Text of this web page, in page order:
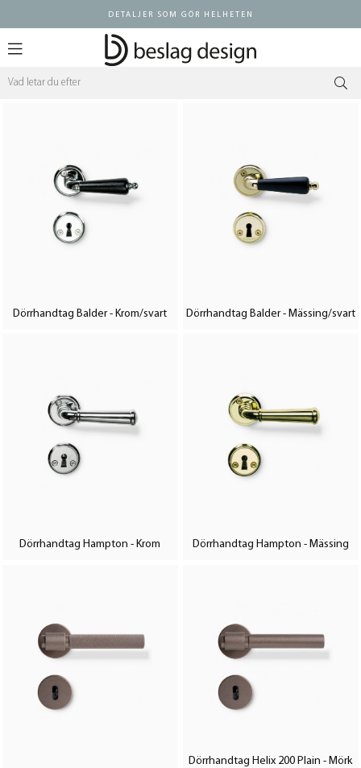
DETALJER SOM GÖR HELHETEN
Dörrhandtag Balder - Krom/svart Dörrhandtag Balder - Mässing/svart
Dörrhandtag Hampton - Krom Dörrhandtag Hampton - Mässing
Dörrhandtag Helix 200 Plain - Mörk